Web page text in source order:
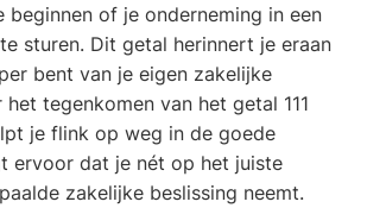
beginnen of je onderneming in een
sturen. Dit getal herinnert je eraan
bent van je eigen zakelijke
tegenkomen van het getal 111
je flink op weg in de goede
ervoor dat je nét op het juiste
zakelijke beslissing neemt.